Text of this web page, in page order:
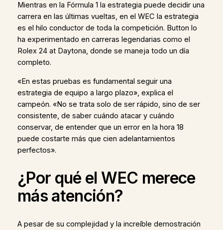
Mientras en la Fórmula 1 la estrategia puede decidir una
carrera en las últimas vueltas, en el WEC la estrategia
es el hilo conductor de toda la competición. Button lo
ha experimentado en carreras legendarias como el
Rolex 24 at Daytona, donde se maneja todo un día
completo.
«En estas pruebas es fundamental seguir una
estrategia de equipo a largo plazo», explica el
campeón. «No se trata solo de ser rápido, sino de ser
consistente, de saber cuándo atacar y cuándo
conservar, de entender que un error en la hora 18
puede costarte más que cien adelantamientos
perfectos».
¿Por qué el WEC merece
más atención?
A pesar de su complejidad y la increíble demostración